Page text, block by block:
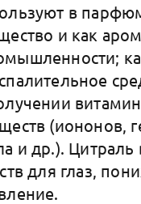
в
и как
(иононов,
и др.). Цитраль
для глаз,